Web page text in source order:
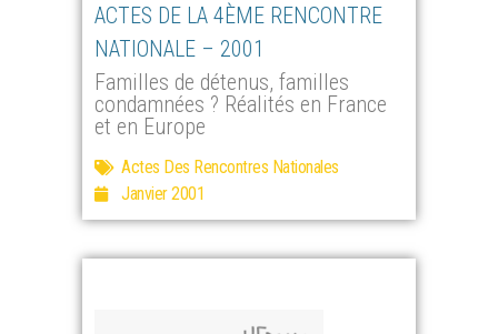
ACTES DE LA 4ÈME RENCONTRE
NATIONALE – 2001
Familles de détenus, familles
condamnées ? Réalités en France
et en Europe
Actes Des Rencontres Nationales
Janvier 2001